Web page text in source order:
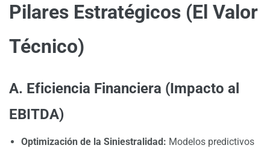
Pilares Estratégicos (El Valor
Técnico)
A. Eficiencia Financiera (Impacto al
EBITDA)
Optimización de la Siniestralidad: Modelos predictivos